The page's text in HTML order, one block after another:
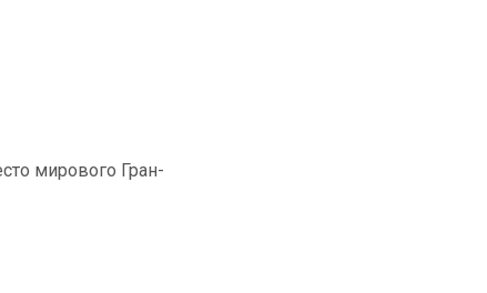
мирового Гран-